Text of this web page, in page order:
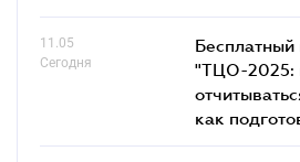
11.05
Сегодня
Бесплатный
"ТЦО-2025:
как